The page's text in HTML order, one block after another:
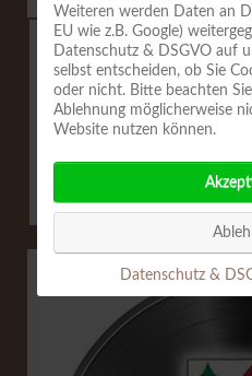
Live - Reither Jodler
Weiteren werden Daten an
EU wie z.B. Google)
Datenschutz & DSGVO auf
selbst entscheiden, ob Sie
oder nicht. Bitte beachten
Ablehnung möglicherweise
Website nutzen können.
Datenschutz &